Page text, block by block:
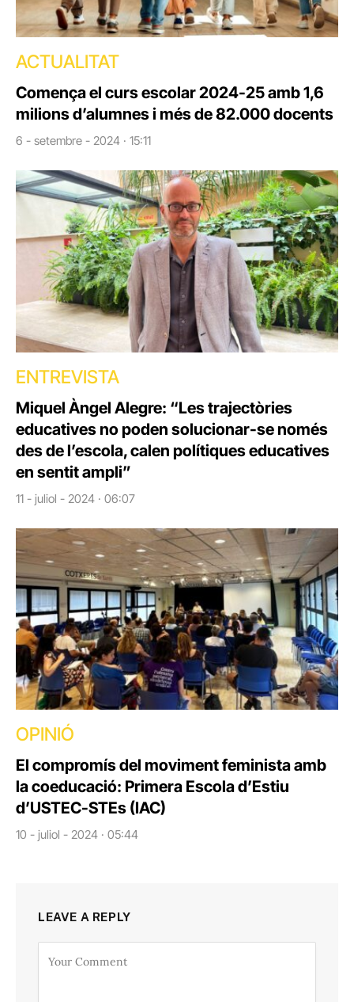
ACTUALITAT
Comença el curs escolar 2024-25 amb 1,6
milions d’alumnes i més de 82.000 docents
6 - setembre - 2024 · 15:11
ENTREVISTA
Miquel Àngel Alegre: “Les trajectòries
educatives no poden solucionar-se només
des de l’escola, calen polítiques educatives
en sentit ampli”
11 - juliol - 2024 · 06:07
OPINIÓ
El compromís del moviment feminista amb
la coeducació: Primera Escola d’Estiu
d’USTEC-STEs (IAC)
10 - juliol - 2024 · 05:44
LEAVE A REPLY